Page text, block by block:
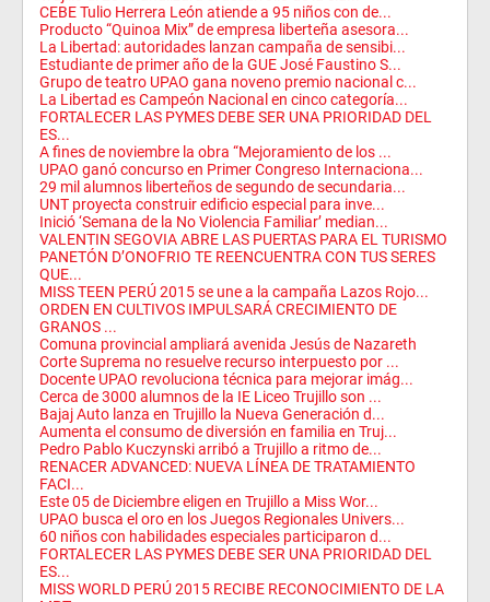
CEBE Tulio Herrera León atiende a 95 niños con de...
Producto “Quinoa Mix” de empresa liberteña asesora...
La Libertad: autoridades lanzan campaña de sensibi...
Estudiante de primer año de la GUE José Faustino S...
Grupo de teatro UPAO gana noveno premio nacional c...
La Libertad es Campeón Nacional en cinco categoría...
FORTALECER LAS PYMES DEBE SER UNA PRIORIDAD DEL
ES...
A fines de noviembre la obra “Mejoramiento de los ...
UPAO ganó concurso en Primer Congreso Internaciona...
29 mil alumnos liberteños de segundo de secundaria...
UNT proyecta construir edificio especial para inve...
Inició ‘Semana de la No Violencia Familiar’ median...
VALENTIN SEGOVIA ABRE LAS PUERTAS PARA EL TURISMO
PANETÓN D’ONOFRIO TE REENCUENTRA CON TUS SERES
QUE...
MISS TEEN PERÚ 2015 se une a la campaña Lazos Rojo...
ORDEN EN CULTIVOS IMPULSARÁ CRECIMIENTO DE
GRANOS ...
Comuna provincial ampliará avenida Jesús de Nazareth
Corte Suprema no resuelve recurso interpuesto por ...
Docente UPAO revoluciona técnica para mejorar imág...
Cerca de 3000 alumnos de la IE Liceo Trujillo son ...
Bajaj Auto lanza en Trujillo la Nueva Generación d...
Aumenta el consumo de diversión en familia en Truj...
Pedro Pablo Kuczynski arribó a Trujillo a ritmo de...
RENACER ADVANCED: NUEVA LÍNEA DE TRATAMIENTO
FACI...
Este 05 de Diciembre eligen en Trujillo a Miss Wor...
UPAO busca el oro en los Juegos Regionales Univers...
60 niños con habilidades especiales participaron d...
FORTALECER LAS PYMES DEBE SER UNA PRIORIDAD DEL
ES...
MISS WORLD PERÚ 2015 RECIBE RECONOCIMIENTO DE LA